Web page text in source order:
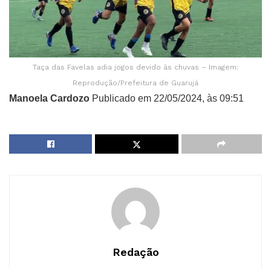
Taça das Favelas adia jogos devido às chuvas – Imagem:
Reprodução/Prefeitura de Guarujá
Manoela Cardozo Publicado em 22/05/2024, às 09:51
Redação